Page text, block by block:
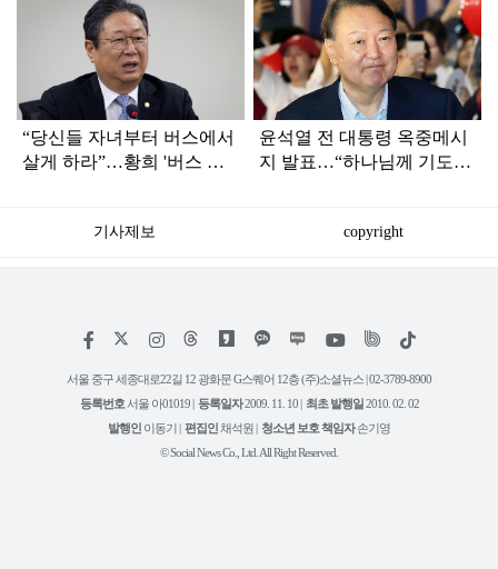
“당신들 자녀부터 버스에서
살게 하라”…황희 '버스 하
윤석열 전 대통령 옥중메시
지 발표…“하나님께 기도드
기사제보 copyright
페
스
인
타
램
위
트
유
튜
틱
서울 중구 세종대로22길 12 광화문 G스퀘어 12층 (주)소셜뉴스 | 02-3789-8900
등록번호 서울 아01019 | 등록일자2009. 11. 10 | 최초 발행일2010. 02. 02
발행인 이동기 | 편집인채석원 | 청소년 보호 책임자손기영
© Social News Co., Ltd. All Right Reserved.